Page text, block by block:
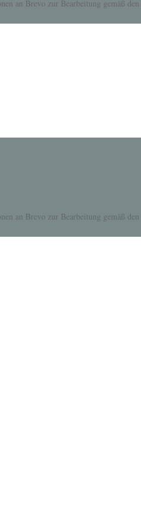
an Brevo zur Bearbeitung gemäß den
an Brevo zur Bearbeitung gemäß den